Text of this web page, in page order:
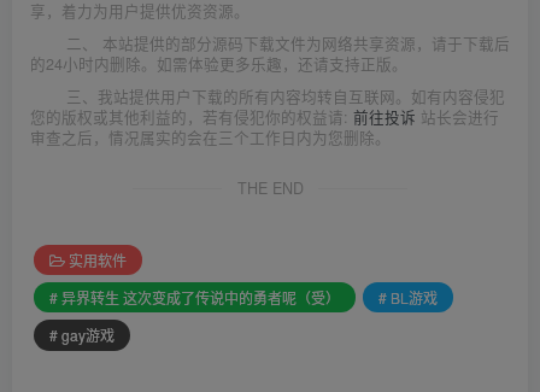
享，着力为用户提供优资资源。
二、 本站提供的部分源码下载文件为网络共享资源，请于下载后
的24小时内删除。如需体验更多乐趣，还请支持正版。
三、我站提供用户下载的所有内容均转自互联网。如有内容侵犯
您的版权或其他利益的，若有侵犯你的权益请: 前往投诉 站长会进行
审查之后，情况属实的会在三个工作日内为您删除。
THE END
实用软件
# 异界转生 这次变成了传说中的勇者呢（受）
# BL游戏
# gay游戏